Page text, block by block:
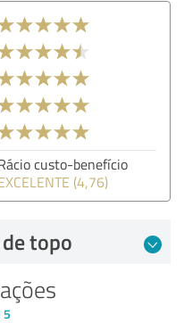
custo-benefício
(4,76)
topo
5